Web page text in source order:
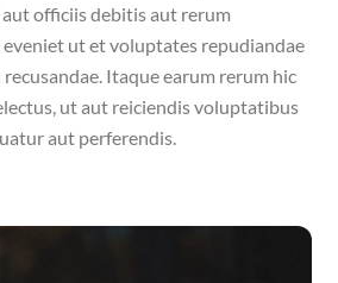
officiis debitis aut rerum
eveniet ut et voluptates repudiandae
Itaque earum rerum hic
ut aut reiciendis voluptatibus
aut perferendis.